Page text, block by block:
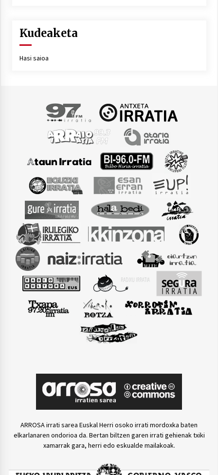
Arrosaren laburpen bideoa Hamaika
Telebistaren eskutik
Kudeaketa
Hasi saioa
ARROSA irrati sarea Euskal Herri osoko irrati mordoxka baten
elkarlanaren ondorioa da. Bertan biltzen garen irrati gehienak txiki
xamarrak gara, herri edo eskualde mailakoak.